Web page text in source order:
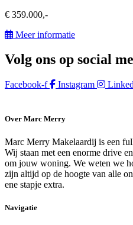
€ 359.000,-
Meer informatie
Volg ons op social
Facebook-f Instagram
Over Marc Merry
Marc Merry Makelaardij is een
Wij staan met een enorme drive
om jouw woning. We weten we
zijn altijd op de hoogte van alle
ene stapje extra.
Navigatie